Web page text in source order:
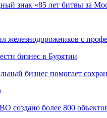
знак «85 лет битвы за
железнодорожников с
бизнес в Бурятии
бизнес помогает
создано более 800